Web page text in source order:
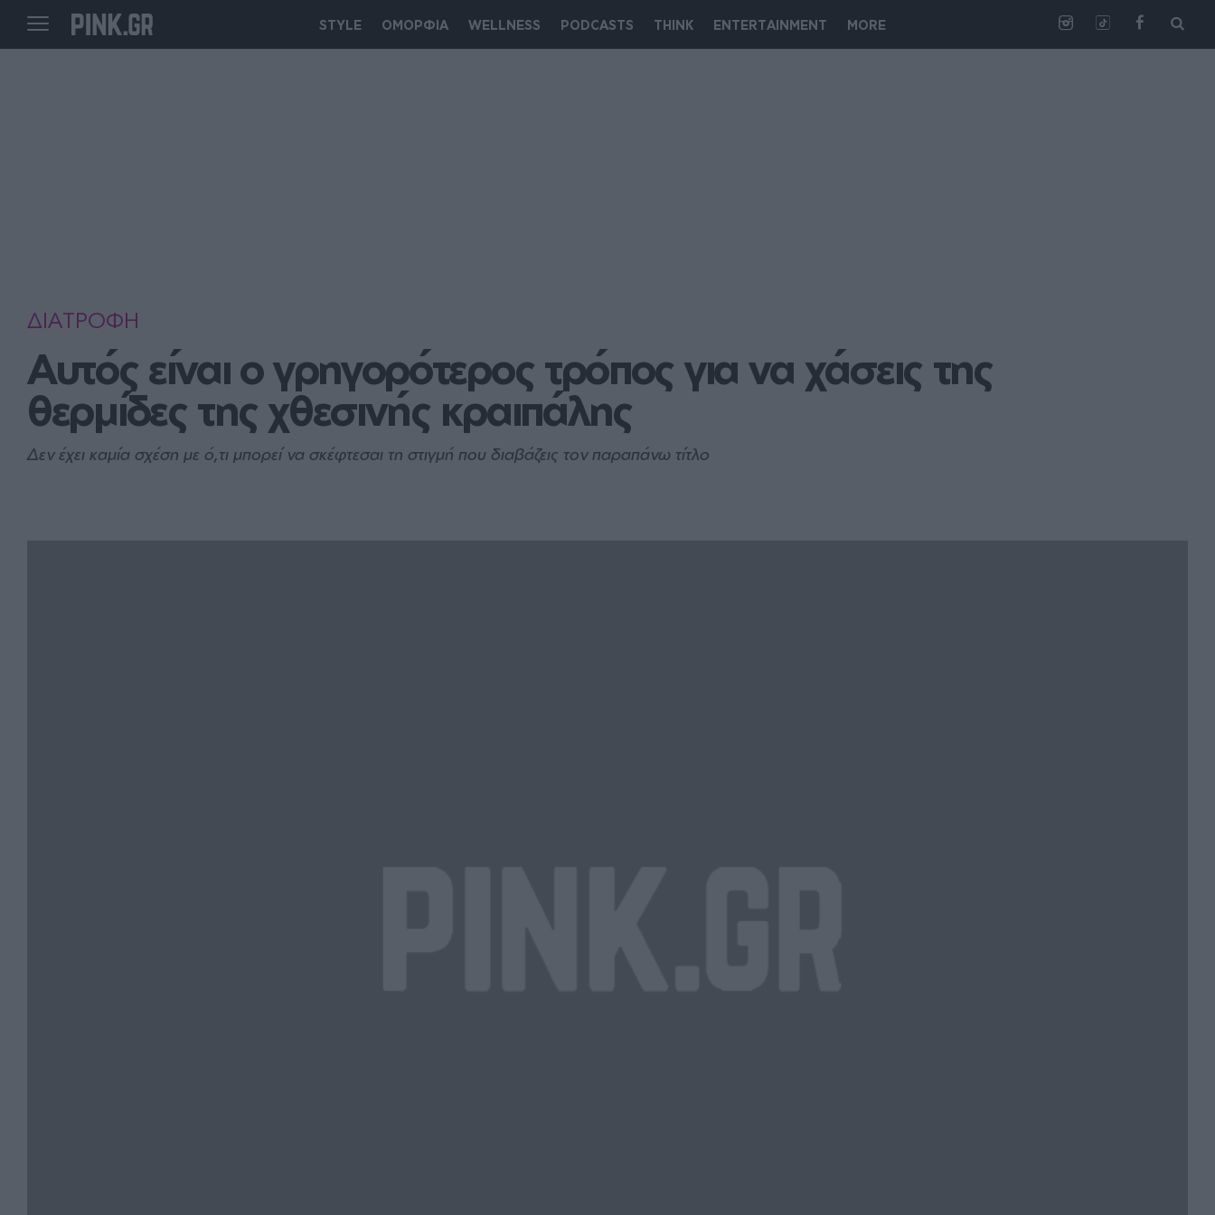
STYLE ΟΜΟΡΦΙΑ WELLNESS PODCASTS THINK ENTERTAINMENT MORE
ΔΙΑΤΡΟΦΗ
Αυτός είναι ο γρηγορότερος τρόπος για να χάσεις της
θερμίδες της χθεσινής κραιπάλης
Δεν έχει καμία σχέση με ό,τι μπορεί να σκέφτεσαι τη στιγμή που διαβάζεις τον παραπάνω τίτλο